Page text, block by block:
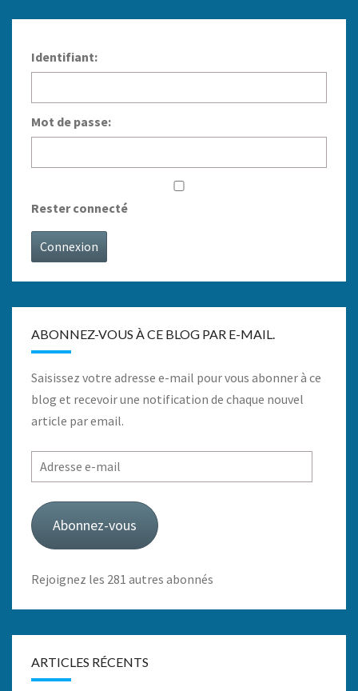
Identifiant:
Mot de passe:
Rester connecté
Connexion
ABONNEZ-VOUS À CE BLOG PAR E-MAIL.
Saisissez votre adresse e-mail pour vous abonner à ce
blog et recevoir une notification de chaque nouvel
article par email.
Adresse
e-
mail
Abonnez-vous
Rejoignez les 281 autres abonnés
ARTICLES RÉCENTS